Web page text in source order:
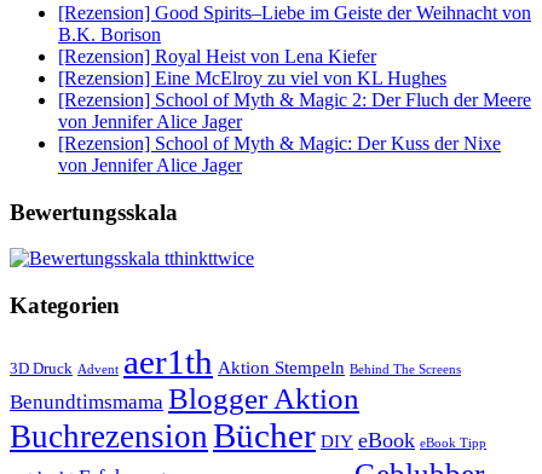
[Rezension] Good Spirits–Liebe im Geiste der Weihnacht von
B.K. Borison
[Rezension] Royal Heist von Lena Kiefer
[Rezension] Eine McElroy zu viel von KL Hughes
[Rezension] School of Myth & Magic 2: Der Fluch der Meere
von Jennifer Alice Jager
[Rezension] School of Myth & Magic: Der Kuss der Nixe
von Jennifer Alice Jager
Bewertungsskala
Kategorien
3D Druck Advent aer1th Aktion Stempeln Behind The Screens
Benundtimsmama Blogger Aktion
Buchrezension Bücher DIY eBook eBook Tipp